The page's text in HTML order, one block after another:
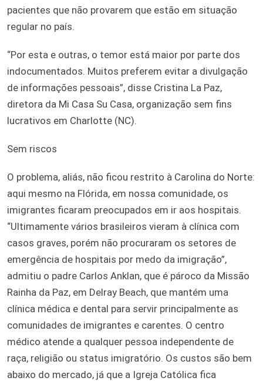
pacientes que não provarem que estão em situação
regular no país.
“Por esta e outras, o temor está maior por parte dos
indocumentados. Muitos preferem evitar a divulgação
de informações pessoais”, disse Cristina La Paz,
diretora da Mi Casa Su Casa, organização sem fins
lucrativos em Charlotte (NC).
Sem riscos
O problema, aliás, não ficou restrito à Carolina do Norte:
aqui mesmo na Flórida, em nossa comunidade, os
imigrantes ficaram preocupados em ir aos hospitais.
“Ultimamente vários brasileiros vieram à clínica com
casos graves, porém não procuraram os setores de
emergência de hospitais por medo da imigração”,
admitiu o padre Carlos Anklan, que é pároco da Missão
Rainha da Paz, em Delray Beach, que mantém uma
clínica médica e dental para servir principalmente as
comunidades de imigrantes e carentes. O centro
médico atende a qualquer pessoa independente de
raça, religião ou status imigratório. Os custos são bem
abaixo do mercado, já que a Igreja Católica fica